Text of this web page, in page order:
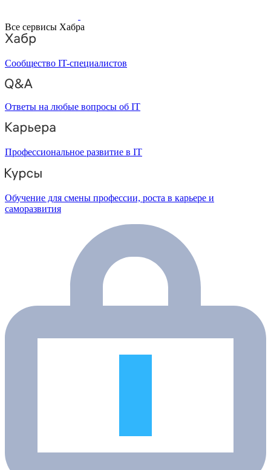
Все сервисы Хабра
Сообщество IT-специалистов
Ответы на любые вопросы об IT
Профессиональное развитие в IT
Обучение для смены профессии, роста в карьере и
саморазвития